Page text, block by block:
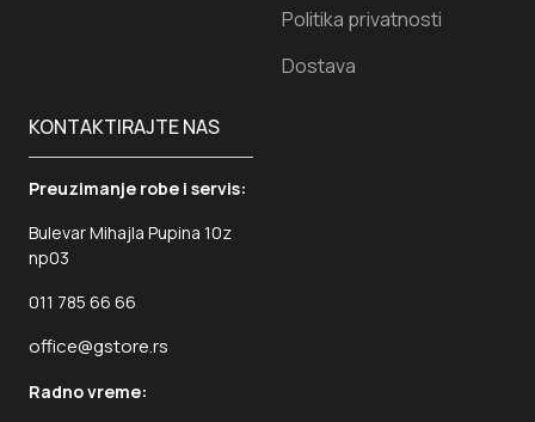
Politika privatnosti
Dostava
KONTAKTIRAJTE NAS
Preuzimanje robe i servis:
Bulevar Mihajla Pupina 10z
np03
011 785 66 66
office@gstore.rs
Radno vreme: